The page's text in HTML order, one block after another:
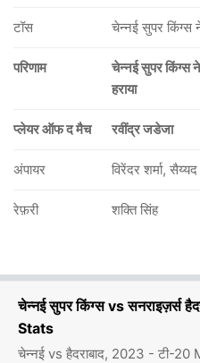
चेन्नई सुपर किंग्स vs सनराइज़र्स
Stats
चेन्नई vs हैदराबाद, 2023 - टी-
टॉस चेन्नई सुपर किंग्स
परिणाम
चेन्नई सुपर किंग्स
हराया
प्लेयर ऑफ द मैच रवींद्र जडेजा
अंपायर विरेंदर शर्मा,
रेफ़री शक्ति सिंह